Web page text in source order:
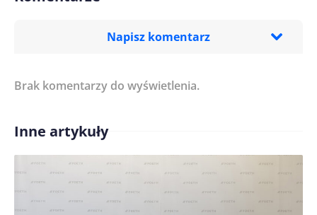
Napisz komentarz
Treść komentarza*
Imię/ Nick*
Brak komentarzy do wyświetlenia.
Inne artykuły